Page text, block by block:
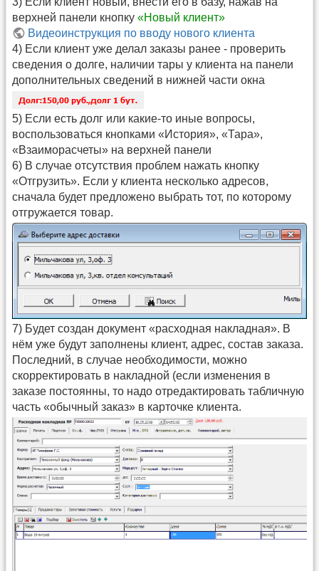
верхней панели кнопку «Новый клиент»
Видеоинструкция по вводу нового клиента
4) Если клиент уже делал заказы ранее - проверить
сведения о долге, наличии тары у клиента на панели
дополнительных сведений в нижней части окна
5) Если есть долг или какие-то иные вопросы,
воспользоваться кнопками «История», «Тара»,
«Взаиморасчеты» на верхней панели
6) В случае отсутствия проблем нажать кнопку
«Отгрузить». Если у клиента несколько адресов,
сначала будет предложено выбрать тот, по которому
отгружается товар.
7) Будет создан документ «расходная накладная». В
нём уже будут заполнены клиент, адрес, состав заказа.
Последний, в случае необходимости, можно
скорректировать в накладной (если изменения в
заказе постоянны, то надо отредактировать табличную
часть «обычный заказ» в карточке клиента.